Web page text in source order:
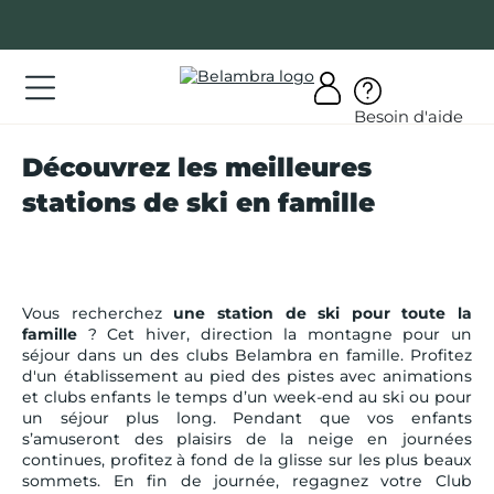
contenu
Besoin d'aide
Découvrez les meilleures
stations de ski en famille
Vous recherchez une station de ski pour toute la
famille ? Cet hiver, direction la montagne pour un
séjour dans un des clubs Belambra en famille. Profitez
d'un établissement au pied des pistes avec animations
et clubs enfants le temps d’un week-end au ski ou pour
un séjour plus long. Pendant que vos enfants
s’amuseront des plaisirs de la neige en journées
continues, profitez à fond de la glisse sur les plus beaux
sommets. En fin de journée, regagnez votre Club
- 15 %
TIGNES 4.2 / 5
Val Claret
Alpes
du 03/07/27 au 10/07/27